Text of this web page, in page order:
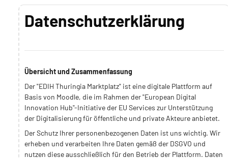
Datenschutzerklärung
Übersicht und Zusammenfassung
Der "EDIH Thuringia Marktplatz" ist eine digitale Plattform auf
Basis von Moodle, die im Rahmen der "European Digital
Innovation Hub"-Initiative der EU Services zur Unterstützung
der Digitalisierung für öffentliche und private Akteure anbietet.
Der Schutz Ihrer personenbezogenen Daten ist uns wichtig. Wir
erheben und verarbeiten Ihre Daten gemäß der DSGVO und
nutzen diese ausschließlich für den Betrieb der Plattform. Daten